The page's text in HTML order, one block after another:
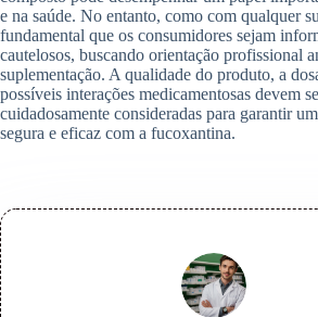
e na saúde. No entanto, como com qualquer
fundamental que os consumidores sejam
cautelosos, buscando orientação profissional
suplementação. A qualidade do produto, a
possíveis interações medicamentosas devem
cuidadosamente consideradas para garantir
segura e eficaz com a fucoxantina.